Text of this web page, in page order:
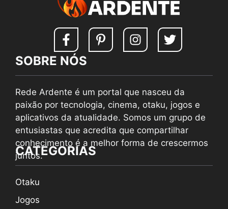
SOBRE NÓS
Rede Ardente é um portal que nasceu da
paixão por tecnologia, cinema, otaku, jogos e
aplicativos da atualidade. Somos um grupo de
entusiastas que acredita que compartilhar
conhecimento é a melhor forma de crescermos
juntos.
CATEGORIAS
Otaku
Jogos